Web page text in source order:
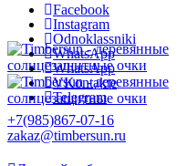
Facebook
Instagram
Odnoklassniki
WhatsApp
WhatsApp
VKontakte
Telegram
+7(985)867-07-16
zakaz@timbersun.ru